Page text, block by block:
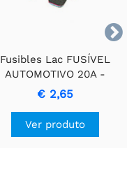

Fusibles Lac FUSÍVEL
AUTOMOTIVO 20A -
Fusível de 20 Amp para
Proteção de Fiação
€ 2,65
Ver produto